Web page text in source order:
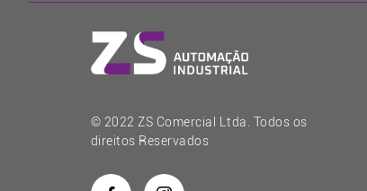
© 2022 ZS Comercial Ltda. Todos os
direitos Reservados